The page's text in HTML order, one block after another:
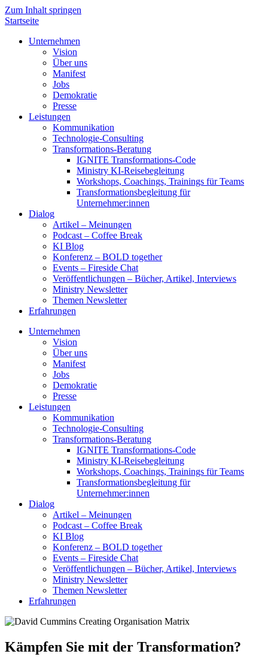
Zum Inhalt springen
Startseite
Unternehmen
Vision
Über uns
Manifest
Jobs
Demokratie
Presse
Leistungen
Kommunikation
Technologie-Consulting
Transformations-Beratung
IGNITE Transformations-Code
Ministry KI-Reisebegleitung
Workshops, Coachings, Trainings für Teams
Transformationsbegleitung für
Unternehmer:innen
Dialog
Artikel – Meinungen
Podcast – Coffee Break
KI Blog
Konferenz – BOLD together
Events – Fireside Chat
Veröffentlichungen – Bücher, Artikel, Interviews
Ministry Newsletter
Themen Newsletter
Erfahrungen
Unternehmen
Vision
Über uns
Manifest
Jobs
Demokratie
Presse
Leistungen
Kommunikation
Technologie-Consulting
Transformations-Beratung
IGNITE Transformations-Code
Ministry KI-Reisebegleitung
Workshops, Coachings, Trainings für Teams
Transformationsbegleitung für
Unternehmer:innen
Dialog
Artikel – Meinungen
Podcast – Coffee Break
KI Blog
Konferenz – BOLD together
Events – Fireside Chat
Veröffentlichungen – Bücher, Artikel, Interviews
Ministry Newsletter
Themen Newsletter
Erfahrungen
Kämpfen Sie mit der Transformation?